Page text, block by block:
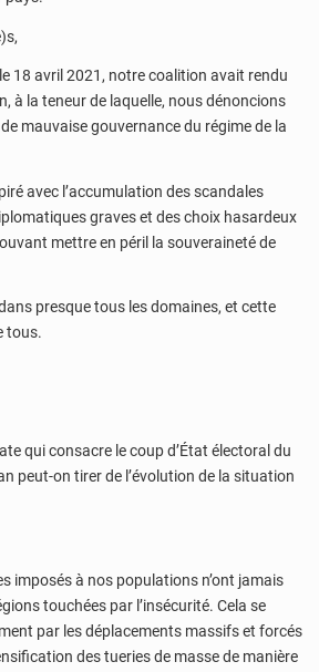
18 avril 2021, notre coalition avait rendu
à la teneur de laquelle, nous dénoncions
mauvaise gouvernance du régime de la
avec l’accumulation des scandales
graves et des choix hasardeux
mettre en péril la souveraineté de
presque tous les domaines, et cette
tous.
qui consacre le coup d’État électoral du
peut-on tirer de l’évolution de la situation
imposés à nos populations n’ont jamais
touchées par l’insécurité. Cela se
par les déplacements massifs et forcés
des tueries de masse de manière